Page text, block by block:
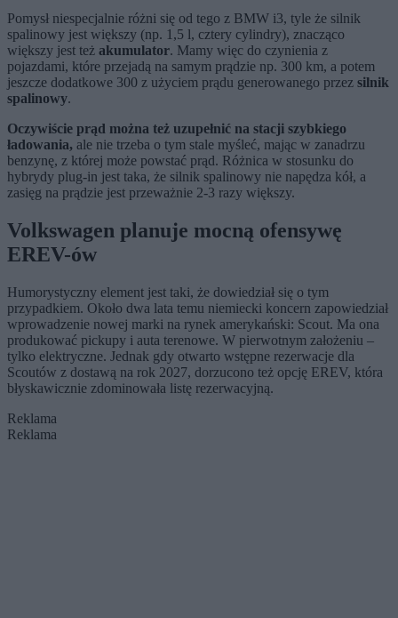
Pomysł niespecjalnie różni się od tego z BMW i3, tyle że silnik
spalinowy jest większy (np. 1,5 l, cztery cylindry), znacząco
większy jest też akumulator. Mamy więc do czynienia z
pojazdami, które przejadą na samym prądzie np. 300 km, a potem
jeszcze dodatkowe 300 z użyciem prądu generowanego przez silnik
spalinowy.
Oczywiście prąd można też uzupełnić na stacji szybkiego
ładowania, ale nie trzeba o tym stale myśleć, mając w zanadrzu
benzynę, z której może powstać prąd. Różnica w stosunku do
hybrydy plug-in jest taka, że silnik spalinowy nie napędza kół, a
zasięg na prądzie jest przeważnie 2-3 razy większy.
Volkswagen planuje mocną ofensywę
EREV-ów
Humorystyczny element jest taki, że dowiedział się o tym
przypadkiem. Około dwa lata temu niemiecki koncern zapowiedział
wprowadzenie nowej marki na rynek amerykański: Scout. Ma ona
produkować pickupy i auta terenowe. W pierwotnym założeniu –
tylko elektryczne. Jednak gdy otwarto wstępne rezerwacje dla
Scoutów z dostawą na rok 2027, dorzucono też opcję EREV, która
błyskawicznie zdominowała listę rezerwacyjną.
Reklama
Reklama